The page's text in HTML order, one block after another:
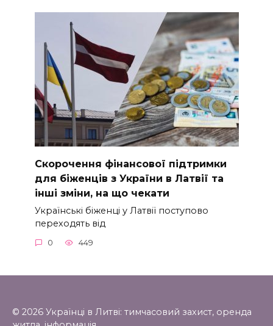
Скорочення фінансової підтримки
для біженців з України в Латвії та
інші зміни, на що чекати
Українські біженці у Латвії поступово
переходять від
0 449
© 2026 Українці в Литві: тимчасовий захист, оренда